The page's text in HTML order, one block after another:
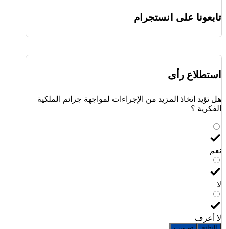
تابعونا على انستجرام
استطلاع رأى
هل تؤيد اتخاذ المزيد من الإجراءات لمواجهة جرائم الملكية
الفكرية ؟
نعم
لا
لا أعرف